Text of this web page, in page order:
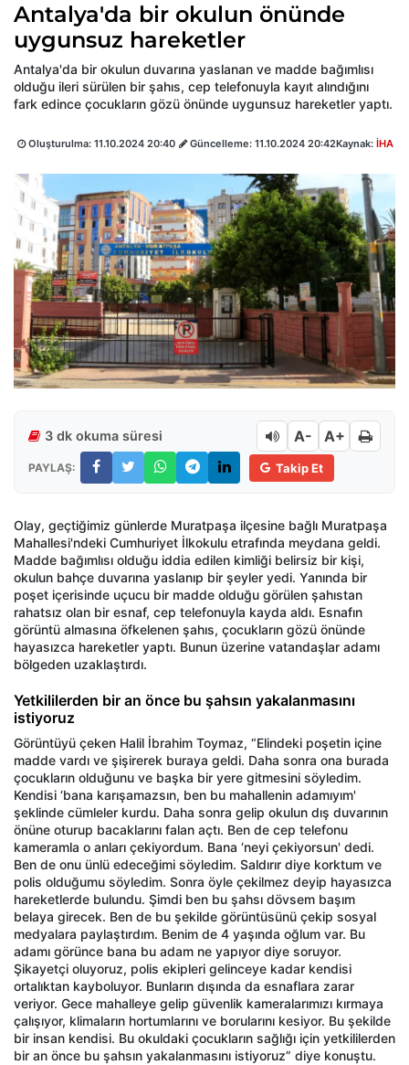
Antalya'da bir okulun önünde
uygunsuz hareketler
Antalya'da bir okulun duvarına yaslanan ve madde bağımlısı
olduğu ileri sürülen bir şahıs, cep telefonuyla kayıt alındığını
fark edince çocukların gözü önünde uygunsuz hareketler yaptı.
Oluşturulma: 11.10.2024 20:40 Güncelleme: 11.10.2024 20:42Kaynak: İHA
3 dk okuma süresi A- A+
PAYLAŞ: Takip Et
Olay, geçtiğimiz günlerde Muratpaşa ilçesine bağlı Muratpaşa
Mahallesi'ndeki Cumhuriyet İlkokulu etrafında meydana geldi.
Madde bağımlısı olduğu iddia edilen kimliği belirsiz bir kişi,
okulun bahçe duvarına yaslanıp bir şeyler yedi. Yanında bir
poşet içerisinde uçucu bir madde olduğu görülen şahıstan
rahatsız olan bir esnaf, cep telefonuyla kayda aldı. Esnafın
görüntü almasına öfkelenen şahıs, çocukların gözü önünde
hayasızca hareketler yaptı. Bunun üzerine vatandaşlar adamı
bölgeden uzaklaştırdı.
Yetkililerden bir an önce bu şahsın yakalanmasını
istiyoruz
Görüntüyü çeken Halil İbrahim Toymaz, “Elindeki poşetin içine
madde vardı ve şişirerek buraya geldi. Daha sonra ona burada
çocukların olduğunu ve başka bir yere gitmesini söyledim.
Kendisi ‘bana karışamazsın, ben bu mahallenin adamıyım'
şeklinde cümleler kurdu. Daha sonra gelip okulun dış duvarının
önüne oturup bacaklarını falan açtı. Ben de cep telefonu
kameramla o anları çekiyordum. Bana ‘neyi çekiyorsun' dedi.
Ben de onu ünlü edeceğimi söyledim. Saldırır diye korktum ve
polis olduğumu söyledim. Sonra öyle çekilmez deyip hayasızca
hareketlerde bulundu. Şimdi ben bu şahsı dövsem başım
belaya girecek. Ben de bu şekilde görüntüsünü çekip sosyal
medyalara paylaştırdım. Benim de 4 yaşında oğlum var. Bu
adamı görünce bana bu adam ne yapıyor diye soruyor.
Şikayetçi oluyoruz, polis ekipleri gelinceye kadar kendisi
ortalıktan kayboluyor. Bunların dışında da esnaflara zarar
veriyor. Gece mahalleye gelip güvenlik kameralarımızı kırmaya
çalışıyor, klimaların hortumlarını ve borularını kesiyor. Bu şekilde
bir insan kendisi. Bu okuldaki çocukların sağlığı için yetkililerden
bir an önce bu şahsın yakalanmasını istiyoruz” diye konuştu.